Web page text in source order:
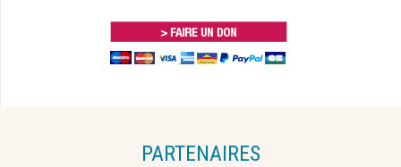
PARTENAIRES